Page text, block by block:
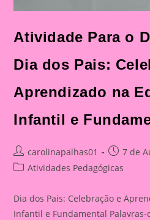
Atividade Para o
Dia dos Pais:
Aprendizado na
Infantil e
Post
author:
carolinapalhas01
Post
published:
7 de
PostAtividades Pedagógicas
Dia dos Pais: Celebração e
Infantil e Fundamental Palavras-